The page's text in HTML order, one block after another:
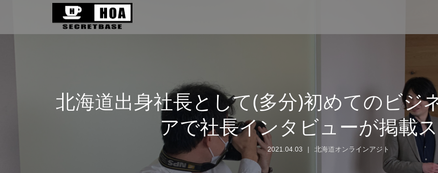
北海道出身社長として(多分)初めてのビジ
アで社長インタビューが掲載
2021.04.03 北海道オンラインアジト